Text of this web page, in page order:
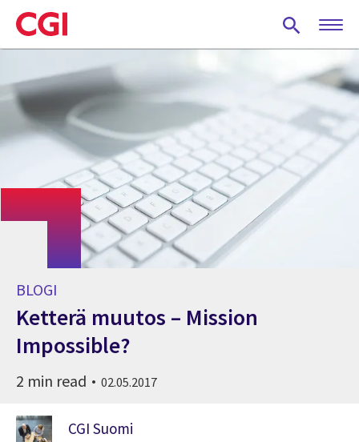
Skip
to
main
BLOGI
Ketterä muutos – Mission
Impossible?
2 min read 02.05.2017
CGI Suomi